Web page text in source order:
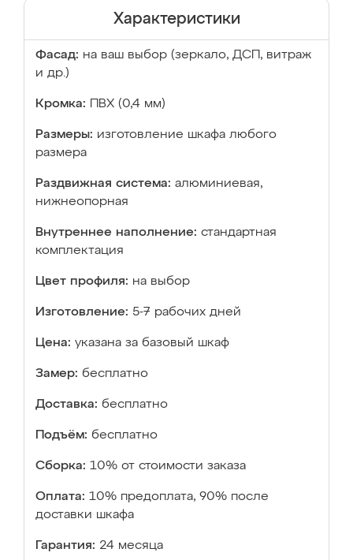
Характеристики
Фасад: на ваш выбор (зеркало, ДСП, витраж
и др.)
Кромка: ПВХ (0,4 мм)
Размеры: изготовление шкафа любого
размера
Раздвижная система: алюминиевая,
нижнеопорная
Внутреннее наполнение: стандартная
комплектация
Цвет профиля: на выбор
Изготовление: 5-7 рабочих дней
Цена: указана за базовый шкаф
Замер: бесплатно
Доставка: бесплатно
Подъём: бесплатно
Сборка: 10% от стоимости заказа
Оплата: 10% предоплата, 90% после
доставки шкафа
Гарантия: 24 месяца